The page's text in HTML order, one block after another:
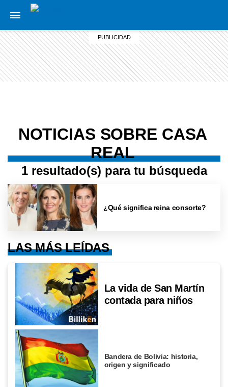
NOTICIAS SOBRE CASA
REAL
1 resultado(s) para tu búsqueda
¿Qué significa reina consorte?
LAS MÁS LEÍDAS
La vida de San Martín
contada para niños
Bandera de Bolivia: historia,
origen y significado